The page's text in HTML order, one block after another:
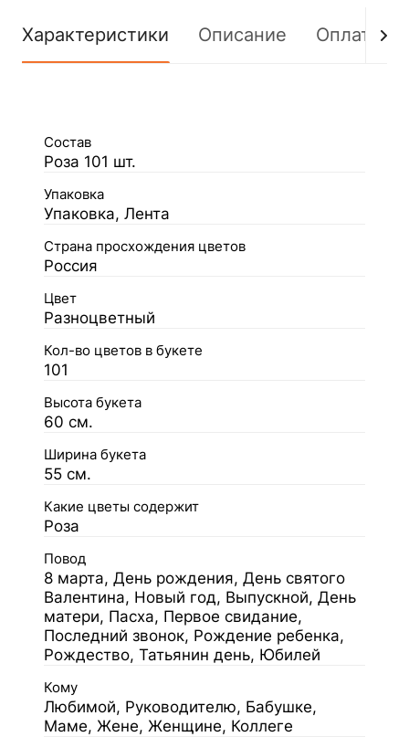
Характеристики Описание Оплата
Состав
Роза 101 шт.
Упаковка
Упаковка, Лента
Страна просхождения цветов
Россия
Цвет
Разноцветный
Кол-во цветов в букете
101
Высота букета
60 см.
Ширина букета
55 см.
Какие цветы содержит
Роза
Повод
8 марта, День рождения, День святого
Валентина, Новый год, Выпускной, День
матери, Пасха, Первое свидание,
Последний звонок, Рождение ребенка,
Рождество, Татьянин день, Юбилей
Кому
Любимой, Руководителю, Бабушке,
Маме, Жене, Женщине, Коллеге